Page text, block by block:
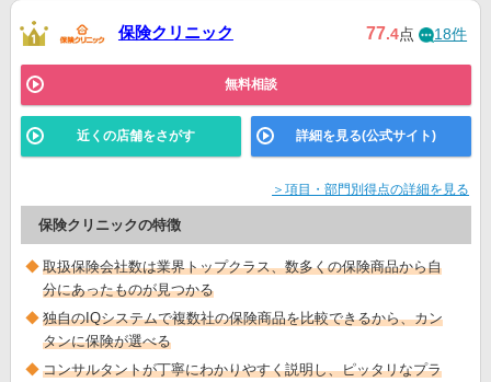
保険クリニック 77.4点 18件
無料相談
近くの店舗をさがす 詳細を見る(公式サイト)
＞項目・部門別得点の詳細を見る
保険クリニックの特徴
取扱保険会社数は業界トップクラス、数多くの保険商品から自
分にあったものが見つかる
独自のIQシステムで複数社の保険商品を比較できるから、カン
タンに保険が選べる
コンサルタントが丁寧にわかりやすく説明し、ピッタリなプラ